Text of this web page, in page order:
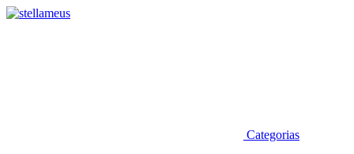
Categorias